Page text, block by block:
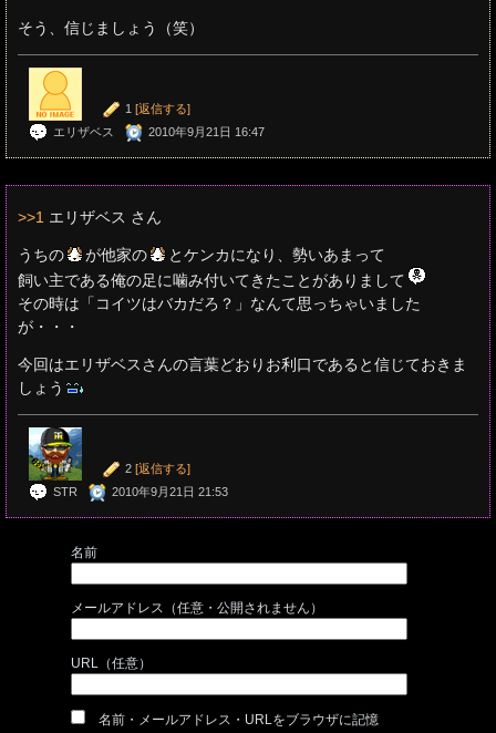
そう、信じましょう（笑）
1 [返信する]
エリザベス
2010年9月21日 16:47
>>1 エリザベス さん
うちの が他家の
とケンカになり、勢いあまって
飼い主である俺の足に噛み付いてきたことがありまして
その時は「コイツはバカだろ？」なんて思っちゃいました
が・・・
今回はエリザベスさんの言葉どおりお利口であると信じておきま
しょう
2 [返信する]
STR
2010年9月21日 21:53
名前
メールアドレス（任意・公開されません）
URL（任意）
名前・メールアドレス・URLをブラウザに記憶